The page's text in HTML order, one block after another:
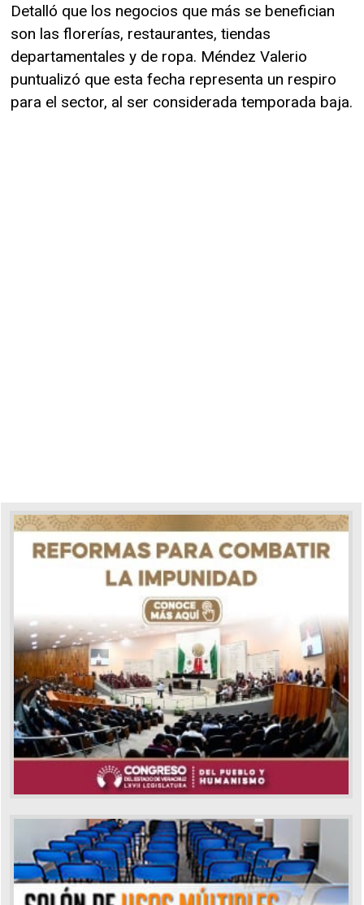
Detalló que los negocios que más se benefician
son las florerías, restaurantes, tiendas
departamentales y de ropa. Méndez Valerio
puntualizó que esta fecha representa un respiro
para el sector, al ser considerada temporada baja.